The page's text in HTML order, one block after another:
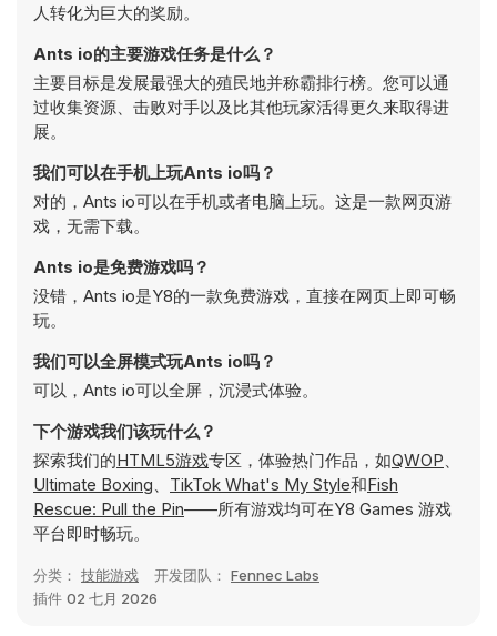
人转化为巨大的奖励。
Ants io的主要游戏任务是什么？
主要目标是发展最强大的殖民地并称霸排行榜。您可以通
过收集资源、击败对手以及比其他玩家活得更久来取得进
展。
我们可以在手机上玩Ants io吗？
对的，Ants io可以在手机或者电脑上玩。这是一款网页游
戏，无需下载。
Ants io是免费游戏吗？
没错，Ants io是Y8的一款免费游戏，直接在网页上即可畅
玩。
我们可以全屏模式玩Ants io吗？
可以，Ants io可以全屏，沉浸式体验。
下个游戏我们该玩什么？
探索我们的HTML5游戏专区，体验热门作品，如QWOP、
Ultimate Boxing、 TikTok What's My Style和Fish
Rescue: Pull the Pin——所有游戏均可在Y8 Games 游戏
平台即时畅玩。
分类： 技能游戏 开发团队： Fennec Labs
插件 02 七月 2026